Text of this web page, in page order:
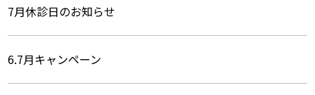
7月休診日のお知らせ
6.7月キャンペーン